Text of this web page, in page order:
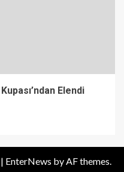
Elendi
| EnterNews by AF themes.